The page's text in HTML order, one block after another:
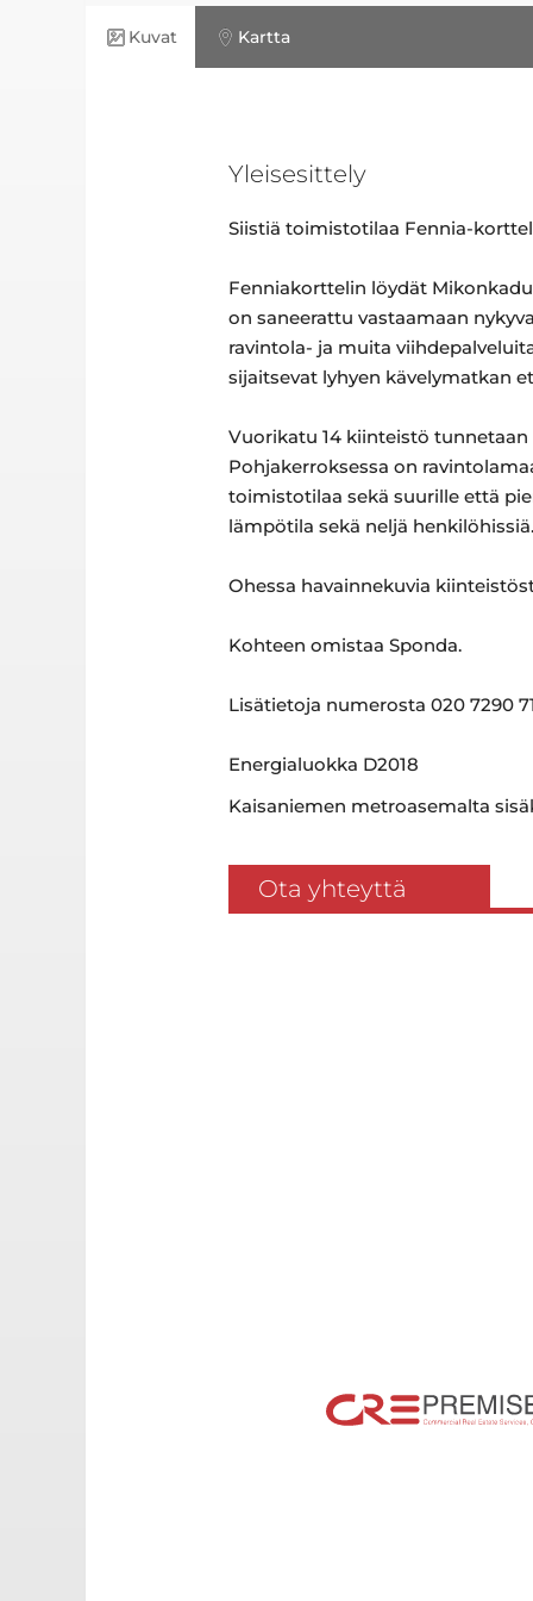
Kuvat Kartta
Yleisesittely
Siistiä toimistotilaa Fennia-
Fenniakorttelin löydät
on saneerattu vastaamaan
ravintola- ja muita
sijaitsevat lyhyen kävelymatkan
Vuorikatu 14 kiinteistö
Pohjakerroksessa on
toimistotilaa sekä suurille että
lämpötila sekä neljä henkilöhissiä.
Ohessa havainnekuvia
Kohteen omistaa Sponda.
Lisätietoja numerosta 020 7290
Energia­luokka D2018
Kaisaniemen metroasemalta
Ota yhteyttä